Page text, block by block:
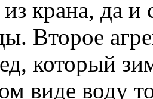
из крана, да
Второе
который
виде воду